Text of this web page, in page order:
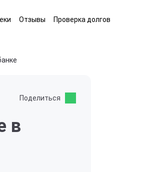
Отзывы Проверка долгов
Поделиться
в